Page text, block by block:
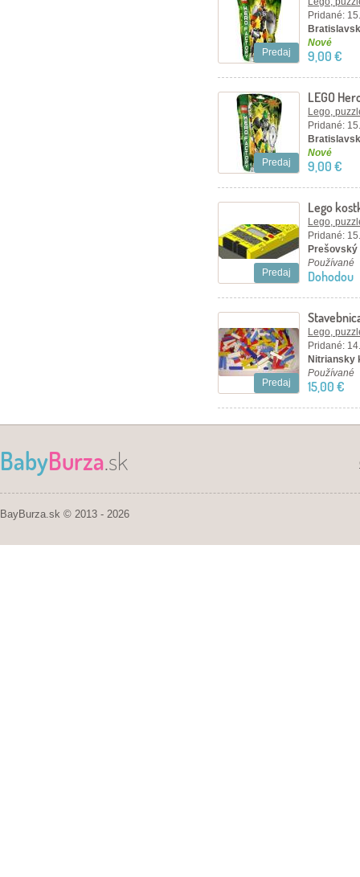
Predaj
Pridané:
Nové
9,00 €
Predaj
LEGO
Lego,
Pridané:
Nové
9,00 €
Predaj
Lego
Lego,
Pridané:
Používané
Dohodou
Predaj
Lego,
Pridané:
Nitriansky
Používané
15,00 €
BabyBurza.sk
BayBurza.sk © 2013 - 2026